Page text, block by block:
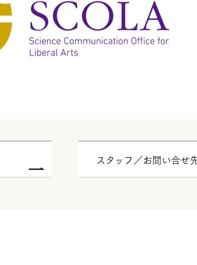
スタッフ／お問い合せ